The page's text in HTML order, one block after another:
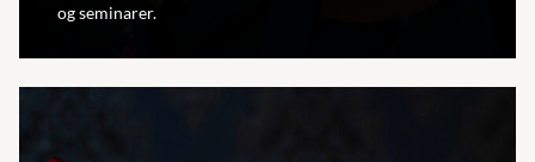
og seminarer.